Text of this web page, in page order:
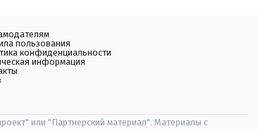
пользования
конфиденциальности
информация
или "Партнерский материал". Материалы с